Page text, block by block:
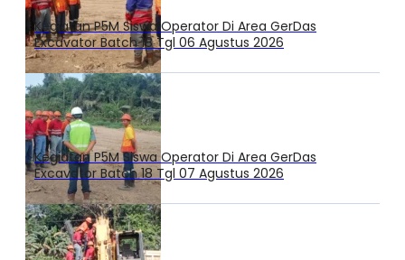
Kegiatan P5M Siswa Operator Di Area GerDas
Excavator Batch 18 Tgl 06 Agustus 2026
Kegiatan P5M Siswa Operator Di Area GerDas
Excavator Batch 18 Tgl 07 Agustus 2026